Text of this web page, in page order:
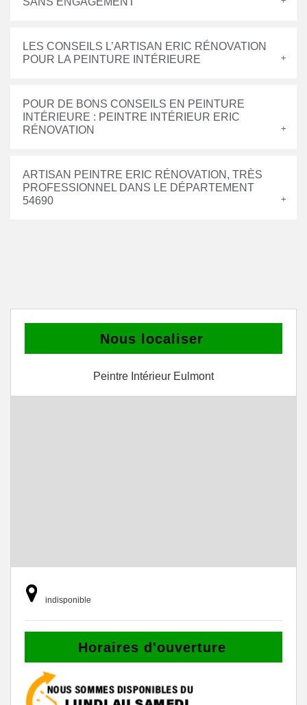
LES CONSEILS L’ARTISAN ERIC RÉNOVATION
POUR LA PEINTURE INTÉRIEURE
POUR DE BONS CONSEILS EN PEINTURE
INTÉRIEURE : PEINTRE INTÉRIEUR ERIC
RÉNOVATION
ARTISAN PEINTRE ERIC RÉNOVATION, TRÈS
PROFESSIONNEL DANS LE DÉPARTEMENT
54690
Nous localiser
Peintre Intérieur Eulmont
indisponible
Horaires d'ouverture